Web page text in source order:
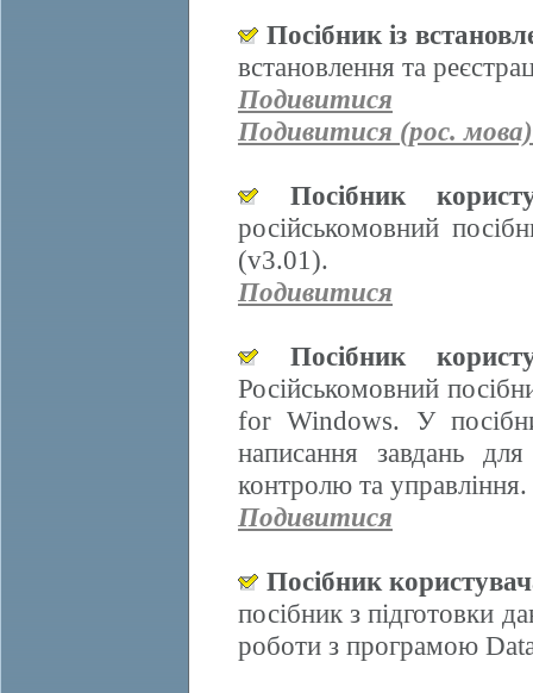
Посібник із
встановлення та
Подивитися
Подивитися (рос. мова)
Посібник
російськомовний
(v3.01).
Подивитися
Посібник
Російськомовний
for Windows. У
написання завдань
контролю та управління.
Подивитися
Посібник
посібник з підготовки
роботи з програмою